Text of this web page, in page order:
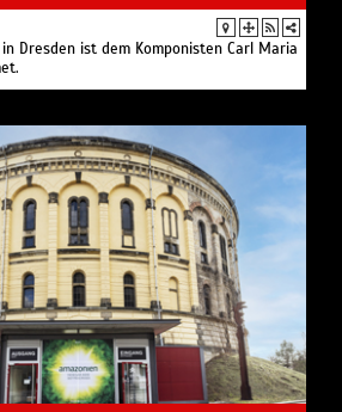
in Dresden ist dem Komponisten Carl Maria